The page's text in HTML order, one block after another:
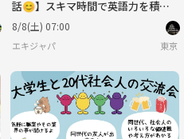
話😊】スキマ時間で英語力を積み
上げる✈️初心者大歓迎🙌✨️
8/8(土) 07:00
エキジャパ 東京